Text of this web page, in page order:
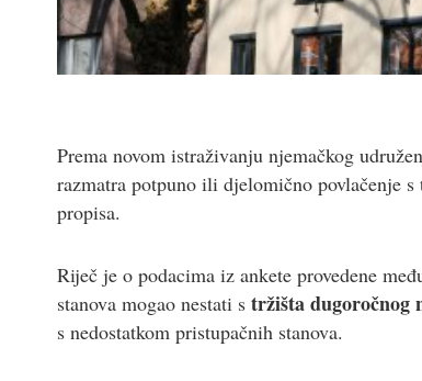
Prema novom istraživanju njemačkog
razmatra potpuno ili djelomično povlačenje s
propisa.
Riječ je o podacima iz ankete provedene
stanova mogao nestati s tržišta dugoročnog
s nedostatkom pristupačnih stanova.